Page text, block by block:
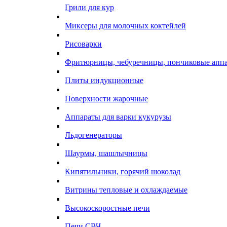
Грили для кур
Миксеры для молочных коктейлей
Рисоварки
Фритюрницы, чебуречницы, пончиковые
Плиты индукционные
Поверхности жарочные
Аппараты для варки кукурузы
Льдогенераторы
Шаурмы, шашлычницы
Кипятильники, горячий шоколад
Витрины тепловые и охлаждаемые
Высокоскоростные печи